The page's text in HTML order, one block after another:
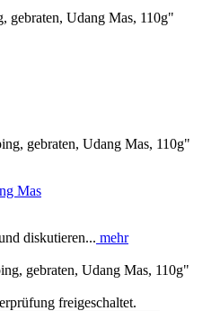
gebraten, Udang Mas, 110g"
gebraten, Udang Mas, 110g"
Mas
diskutieren... mehr
gebraten, Udang Mas, 110g"
freigeschaltet.